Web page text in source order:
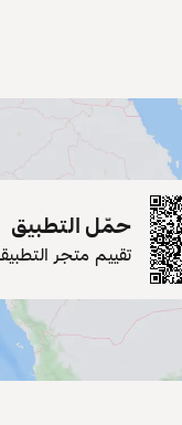
حمّل التطبيق
تقييم متجر